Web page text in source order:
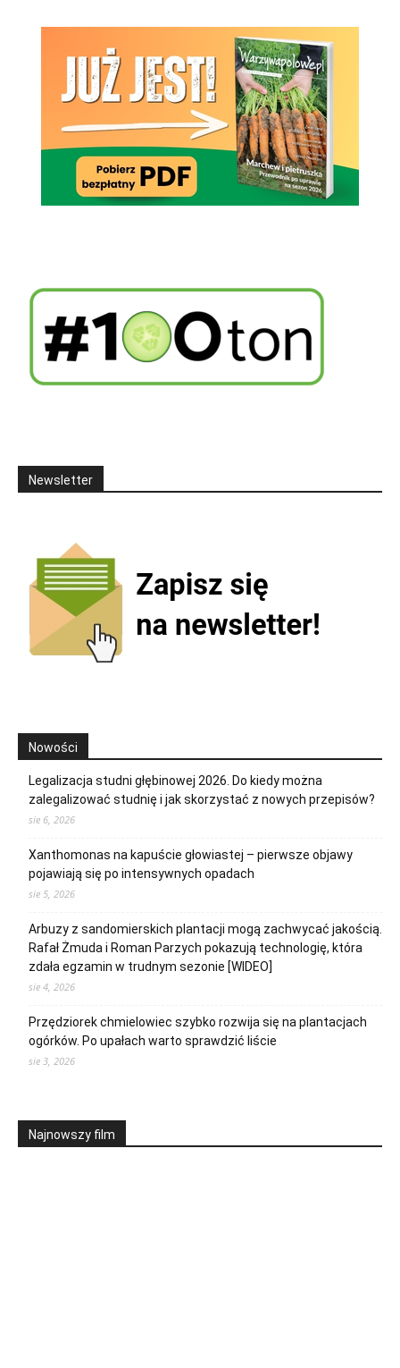
Newsletter
Nowości
Legalizacja studni głębinowej 2026. Do kiedy można
zalegalizować studnię i jak skorzystać z nowych przepisów?
sie 6, 2026
Xanthomonas na kapuście głowiastej – pierwsze objawy
pojawiają się po intensywnych opadach
sie 5, 2026
Arbuzy z sandomierskich plantacji mogą zachwycać jakością.
Rafał Żmuda i Roman Parzych pokazują technologię, która
zdała egzamin w trudnym sezonie [WIDEO]
sie 4, 2026
Przędziorek chmielowiec szybko rozwija się na plantacjach
ogórków. Po upałach warto sprawdzić liście
sie 3, 2026
Najnowszy film